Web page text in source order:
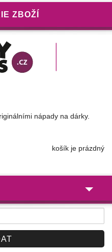
ZBOŽÍ
nápady na dárky.
košík je prázdný